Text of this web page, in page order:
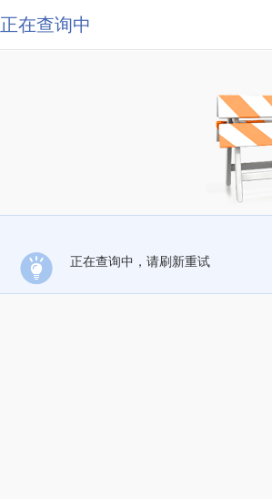
正在查询中
正在查询中，请刷新重试